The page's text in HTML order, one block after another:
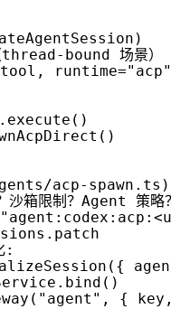
)
thread - bound
场景）
tool , runtime="acp"
. execute ()
()
/acp- spawn . ts )
沙箱限制？ Agent
策略
. patch
:
({
. bind ()
( "agent" , { key